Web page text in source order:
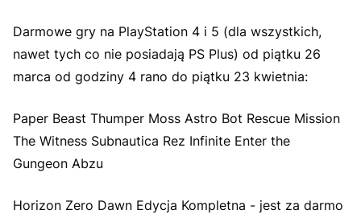
Darmowe gry na PlayStation 4 i 5 (dla wszystkich,
nawet tych co nie posiadają PS Plus) od piątku 26
marca od godziny 4 rano do piątku 23 kwietnia:
Paper Beast Thumper Moss Astro Bot Rescue Mission
The Witness Subnautica Rez Infinite Enter the
Gungeon Abzu
Horizon Zero Dawn Edycja Kompletna - jest za darmo